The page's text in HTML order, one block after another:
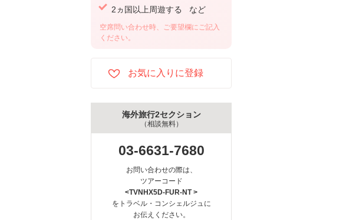
2ヵ国以上周遊する など
空席問い合わせ時、ご要望欄にご記入
ください。
海外旅行2セクション
（相談無料）
03-6631-7680
お問い合わせの際は、
ツアーコード
<TVNHX5D-FUR-NT >
をトラベル・コンシェルジュに
お伝えください。